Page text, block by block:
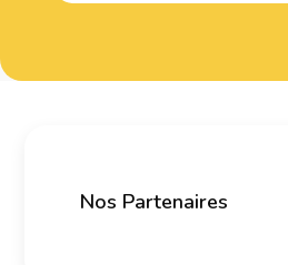
Nos Partenaires